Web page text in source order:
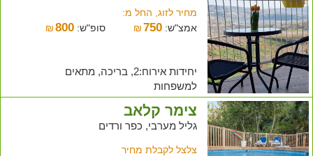
מחיר לזוג, החל מ:
אמצ"ש:
₪750 סופ"ש: ₪ 800
יחידות אירוח:2, בריכה, מתאים
למשפחות
צימר קלאב
גליל מערבי, כפר ורדים
צלצל לקבלת מחיר